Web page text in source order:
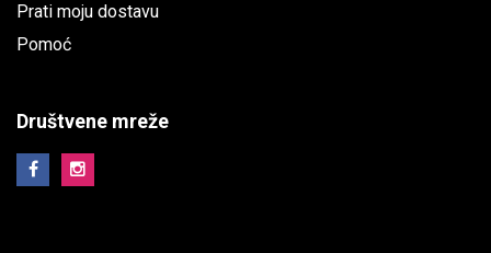
Prati moju dostavu
Pomoć
Društvene mreže